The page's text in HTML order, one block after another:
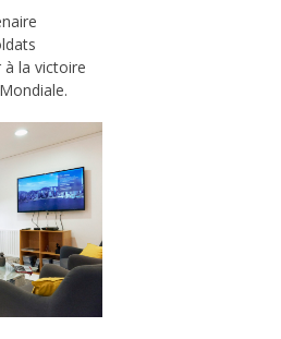
à la victoire